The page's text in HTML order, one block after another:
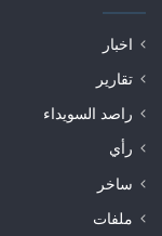
اخبار
تقارير
راصد السويداء
رأي
ساخر
ملفات